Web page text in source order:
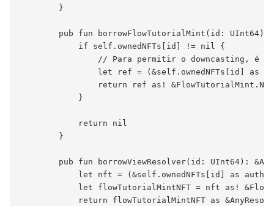
        }
pub fun borrowFlowTutorialMint(id: UInt64):
            if self.ownedNFTs[id] != nil {
// Para permitir o downcasting, é
let ref = (&self.ownedNFTs[id] as
                return ref as! &FlowTutorialMint.NFT
            }
            return nil
        }
pub fun borrowViewResolver(id: UInt64):
let nft = (&self.ownedNFTs[id] as auth
let flowTutorialMintNFT = nft as!
return flowTutorialMintNFT as